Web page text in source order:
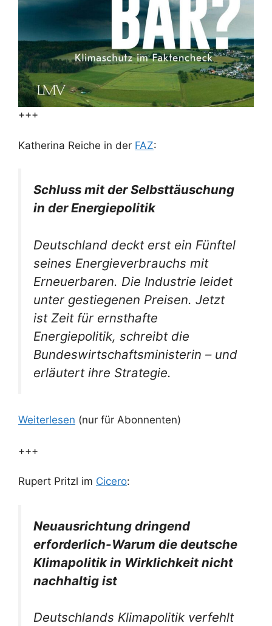
+++
Katherina Reiche in der FAZ:
Schluss mit der Selbsttäuschung
in der Energiepolitik
Deutschland deckt erst ein Fünftel
seines Energieverbrauchs mit
Erneuerbaren. Die Industrie leidet
unter gestiegenen Preisen. Jetzt
ist Zeit für ernsthafte
Energiepolitik, schreibt die
Bundeswirtschaftsministerin – und
erläutert ihre Strategie.
Weiterlesen (nur für Abonnenten)
+++
Rupert Pritzl im Cicero:
Neuausrichtung dringend
erforderlich-Warum die deutsche
Klimapolitik in Wirklichkeit nicht
nachhaltig ist
Deutschlands Klimapolitik verfehlt